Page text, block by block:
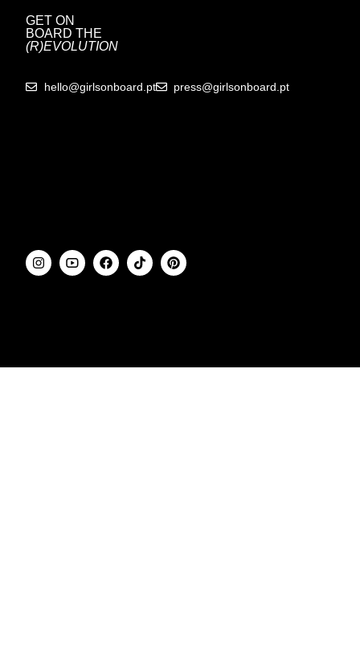
GET ON
BOARD THE
(R)EVOLUTION
hello@girlsonboard.pt press@girlsonboard.pt